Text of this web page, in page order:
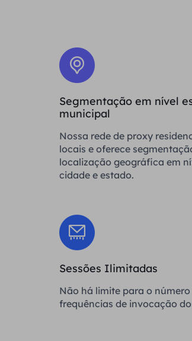
Segmentação em nível
municipal
Nossa rede de proxy
locais e oferece
localização geográfica em
cidade e estado.
Sessões Ilimitadas
Não há limite para o número
frequências de invocação